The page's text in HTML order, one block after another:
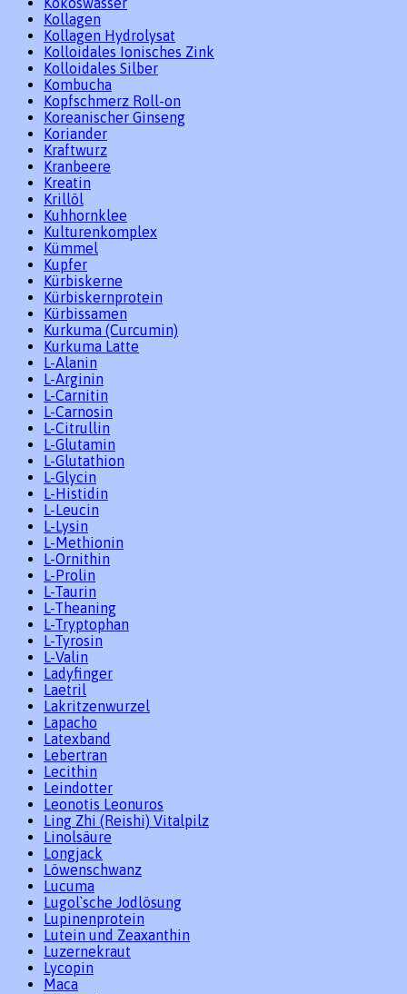
Kollagen
Kollagen Hydrolysat
Kolloidales Ionisches Zink
Kolloidales Silber
Kombucha
Kopfschmerz Roll-on
Koreanischer Ginseng
Koriander
Kraftwurz
Kranbeere
Kreatin
Krillöl
Kuhhornklee
Kulturenkomplex
Kümmel
Kupfer
Kürbiskerne
Kürbiskernprotein
Kürbissamen
Kurkuma (Curcumin)
Kurkuma Latte
L-Alanin
L-Arginin
L-Carnitin
L-Carnosin
L-Citrullin
L-Glutamin
L-Glutathion
L-Glycin
L-Histidin
L-Leucin
L-Lysin
L-Methionin
L-Ornithin
L-Prolin
L-Taurin
L-Theaning
L-Tryptophan
L-Tyrosin
L-Valin
Ladyfinger
Laetril
Lakritzenwurzel
Lapacho
Latexband
Lebertran
Lecithin
Leindotter
Leonotis Leonuros
Ling Zhi (Reishi) Vitalpilz
Linolsäure
Longjack
Löwenschwanz
Lucuma
Lugol`sche Jodlösung
Lupinenprotein
Lutein und Zeaxanthin
Luzernekraut
Lycopin
Maca